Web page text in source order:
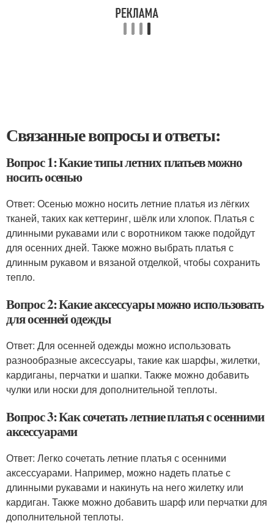
Связанные вопросы и ответы:
Вопрос 1: Какие типы летних платьев можно
носить осенью
Ответ: Осенью можно носить летние платья из лёгких
тканей, таких как кеттеринг, шёлк или хлопок. Платья с
длинными рукавами или с воротником также подойдут
для осенних дней. Также можно выбрать платья с
длинным рукавом и вязаной отделкой, чтобы сохранить
тепло.
Вопрос 2: Какие аксессуары можно использовать
для осенней одежды
Ответ: Для осенней одежды можно использовать
разнообразные аксессуары, такие как шарфы, жилетки,
кардиганы, перчатки и шапки. Также можно добавить
чулки или носки для дополнительной теплоты.
Вопрос 3: Как сочетать летние платья с осенними
аксессуарами
Ответ: Легко сочетать летние платья с осенними
аксессуарами. Например, можно надеть платье с
длинными рукавами и накинуть на него жилетку или
кардиган. Также можно добавить шарф или перчатки для
дополнительной теплоты.